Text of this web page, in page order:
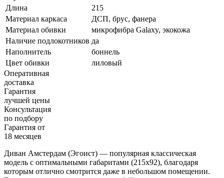
Длина
215
Материал каркаса
ДСП, брус, фанера
Материал обивки
микрофибра Galaxy, экокожа
Наличие подлокотников да
Наполнитель
боннель
Цвет обивки
лиловый
Оперативная
доставка
Гарантия
лучшей цены
Консультация
по подбору
Гарантия от
18 месяцев
Диван Амстердам (Эгоист) — популярная классическая
модель с оптимальными габаритами (215x92), благодаря
которым отлично смотрится даже в небольшом помещении.